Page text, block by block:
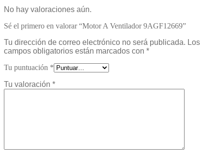
No hay valoraciones aún.
Sé el primero en valorar “Motor A Ventilador 9AGF12669”
Tu dirección de correo electrónico no será publicada. Los
campos obligatorios están marcados con *
Tu puntuación *
Tu valoración *